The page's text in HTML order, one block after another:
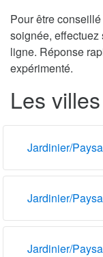
Pour être
soignée,
ligne. Réponse
expérimenté.
Les
Jardinier/
Jardinier/
Jardinier/